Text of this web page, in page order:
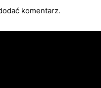
komentarz.